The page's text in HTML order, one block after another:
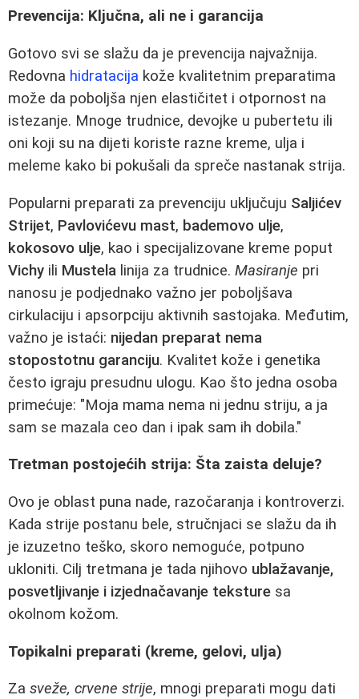
Prevencija: Ključna, ali ne i garancija
Gotovo svi se slažu da je prevencija najvažnija.
Redovna hidratacija kože kvalitetnim preparatima
može da poboljša njen elastičitet i otpornost na
istezanje. Mnoge trudnice, devojke u pubertetu ili
oni koji su na dijeti koriste razne kreme, ulja i
meleme kako bi pokušali da spreče nastanak strija.
Popularni preparati za prevenciju uključuju Saljićev
Strijet, Pavlovićevu mast, bademovo ulje,
kokosovo ulje, kao i specijalizovane kreme poput
Vichy ili Mustela linija za trudnice. Masiranje pri
nanosu je podjednako važno jer poboljšava
cirkulaciju i apsorpciju aktivnih sastojaka. Međutim,
važno je istaći: nijedan preparat nema
stopostotnu garanciju. Kvalitet kože i genetika
često igraju presudnu ulogu. Kao što jedna osoba
primećuje: "Moja mama nema ni jednu striju, a ja
sam se mazala ceo dan i ipak sam ih dobila."
Tretman postojećih strija: Šta zaista deluje?
Ovo je oblast puna nade, razočaranja i kontroverzi.
Kada strije postanu bele, stručnjaci se slažu da ih
je izuzetno teško, skoro nemoguće, potpuno
ukloniti. Cilj tretmana je tada njihovo ublažavanje,
posvetljivanje i izjednačavanje teksture sa
okolnom kožom.
Topikalni preparati (kreme, gelovi, ulja)
Za sveže, crvene strije, mnogi preparati mogu dati